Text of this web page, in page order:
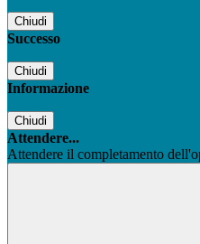
Chiudi
Successo
Chiudi
Informazione
Chiudi
Attendere...
Attendere il completamento